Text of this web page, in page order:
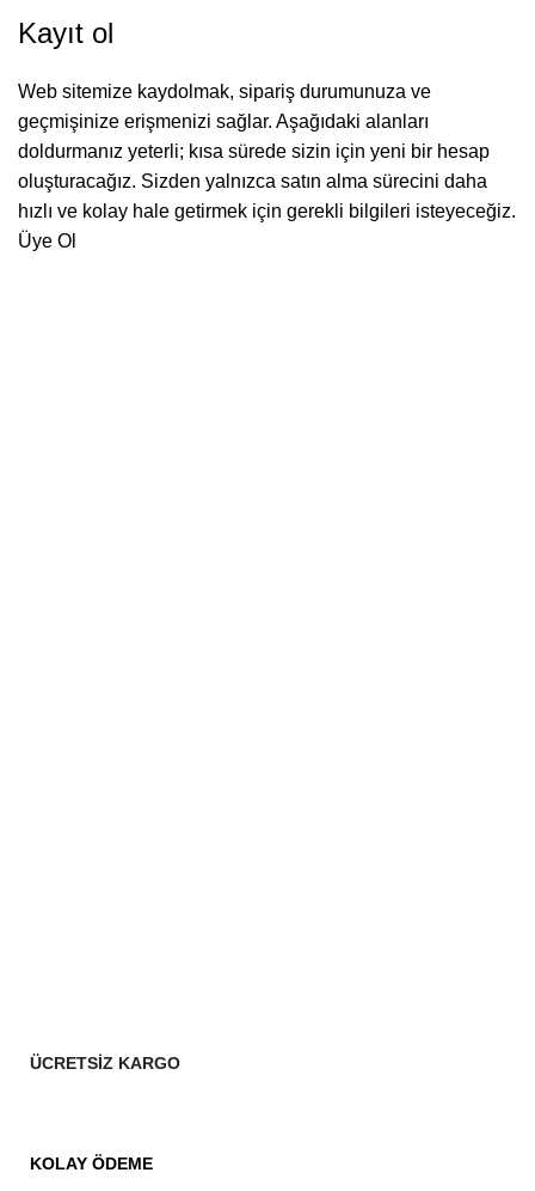
Kayıt ol
Web sitemize kaydolmak, sipariş durumunuza ve
geçmişinize erişmenizi sağlar. Aşağıdaki alanları
doldurmanız yeterli; kısa sürede sizin için yeni bir hesap
oluşturacağız. Sizden yalnızca satın alma sürecini daha
hızlı ve kolay hale getirmek için gerekli bilgileri isteyeceğiz.
Üye Ol
ÜCRETSİZ KARGO
KOLAY ÖDEME